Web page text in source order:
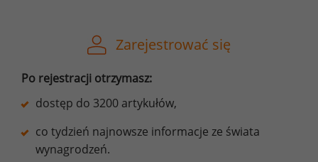
Zarejestrować się
Po rejestracji otrzymasz:
dostęp do 3200 artykułów,
co tydzień najnowsze informacje ze świata
wynagrodzeń.